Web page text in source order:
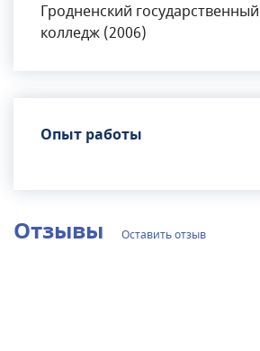
Гродненский
колледж (2006)
Опыт работы
Отзывы Оставить отзыв